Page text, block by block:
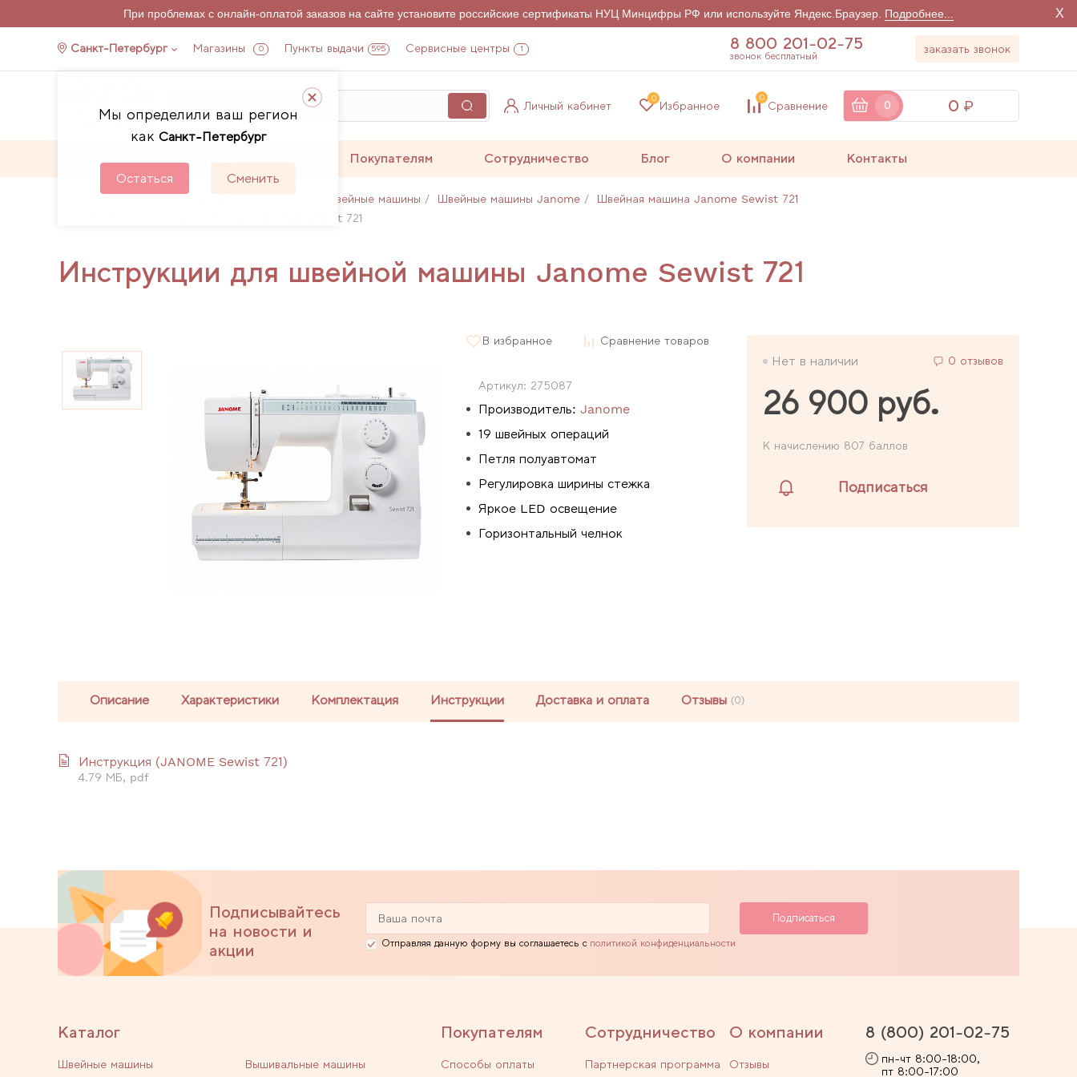
При проблемах с онлайн-оплатой заказов на сайте установите российские сертификаты НУЦ Минцифры РФ или используйте Яндекс.Браузер. Подробнее... X
Санкт-Петербург Магазины 0 Пункты выдачи 595 Сервисные центры 1
Мы определили ваш регион
как Санкт-Петербург
Остаться Сменить
8 800 201-02-75
звонок бесплатный
заказать звонок
Личный кабинет Избранное
0
Сравнение
0
0 0
Покупателям Сотрудничество Блог О компании Контакты
Каталог Швейное оборудование Швейные машины Швейные машины Janome
Швейная машина Janome Sewist 721
Инструкции для швейной машины Janome Sewist 721
Инструкции для швейной машины Janome Sewist 721
В избранное Сравнение товаров
Артикул: 275087
Производитель: Janome
19 швейных операций
Петля полуавтомат
Регулировка ширины стежка
Яркое LED освещение
Горизонтальный челнок
Нет в наличии 0 отзывов
26 900 руб.
К начислению 807 баллов
Подписаться
Описание Характеристики Комплектация Инструкции Доставка и оплата Отзывы (0)
Инструкция (JANOME Sewist 721)
4.79 МБ, pdf
Подписывайтесь
на новости и
акции
Отправляя данную форму вы соглашаетесь с политикой конфиденциальности
Каталог
Швейные машины Вышивальные машины
Покупателям
Способы оплаты
Сотрудничество
Партнерская программа
О компании
Отзывы
8 (800) 201-02-75
пн-чт 8:00-18:00,
пт 8:00-17:00